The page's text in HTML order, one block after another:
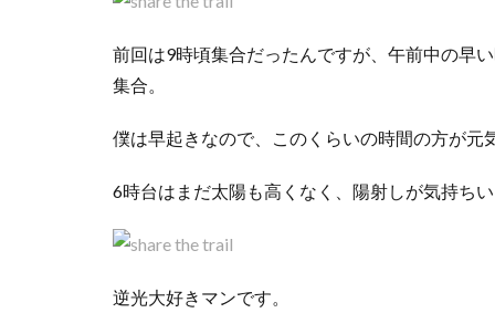
前回は9時頃集合だったんですが、午前中の早
集合。
僕は早起きなので、このくらいの時間の方が元
6時台はまだ太陽も高くなく、陽射しが気持ち
逆光大好きマンです。